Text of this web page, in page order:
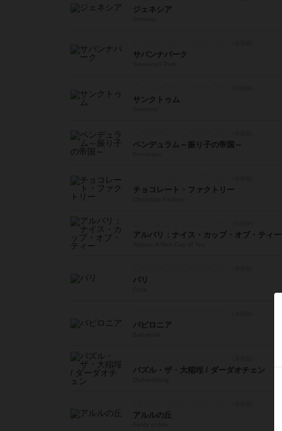
ジェネシア
サバンナパーク
サンクトゥム
ペンデュラム～振り子の帝国～
チョコレート・ファクトリー
アルバリ：ナイス・カップ・オブ・ティー
パリ
バビロニア
パズル・ザ・大稲埕 / ダーダオチェン
アルルの丘